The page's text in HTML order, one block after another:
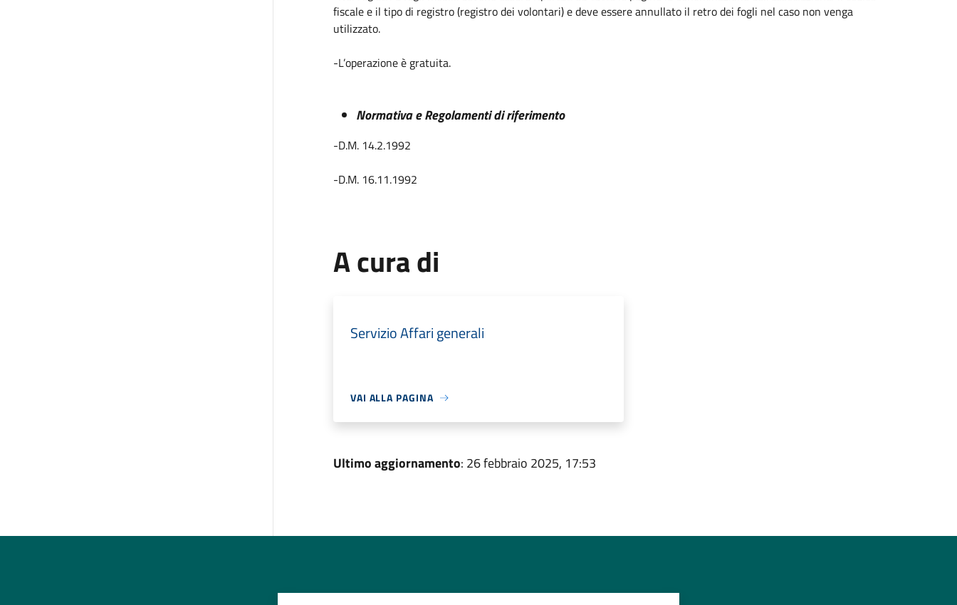
fiscale e il tipo di registro (registro dei volontari) e deve essere annullato il retro dei fogli nel caso non venga
utilizzato.
-L’operazione è gratuita.
Normativa e Regolamenti di riferimento
-D.M. 14.2.1992
-D.M. 16.11.1992
A cura di
Servizio Affari generali
VAI ALLA PAGINA
Ultimo aggiornamento: 26 febbraio 2025, 17:53